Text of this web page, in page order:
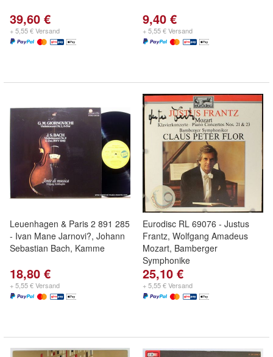
39,60 €
+ 5,55 € Versand
9,40 €
+ 5,55 € Versand
Leuenhagen & Paris 2 891 285
- Ivan Mane Jarnovi?, Johann
Sebastian Bach, Kamme
18,80 €
+ 5,55 € Versand
Eurodisc RL 69076 - Justus
Frantz, Wolfgang Amadeus
Mozart, Bamberger
Symphonike
25,10 €
+ 5,55 € Versand